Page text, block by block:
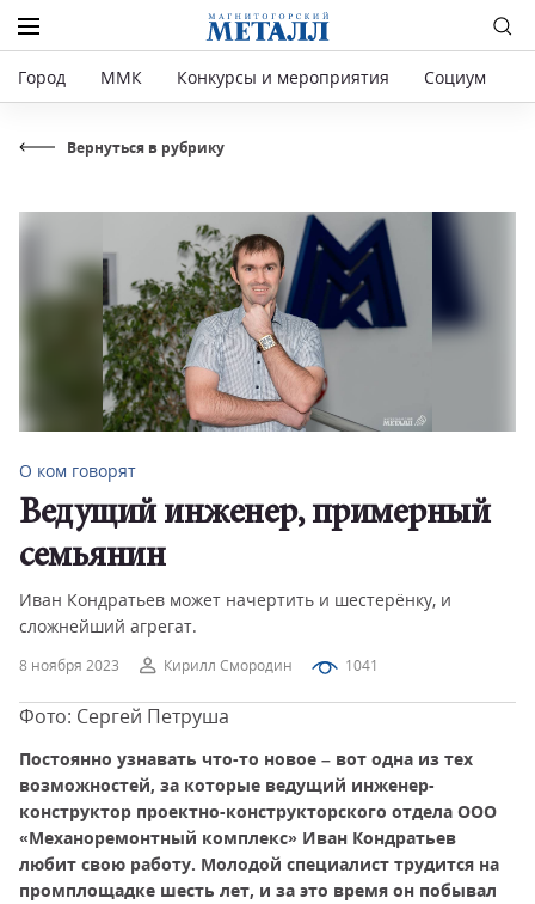
Город ММК Конкурсы и мероприятия Социум
Вернуться в рубрику
8 ноября 2023 Кирилл Смородин 1041
О ком говорят
Ведущий инженер, примерный
семьянин
Иван Кондратьев может начертить и шестерёнку, и
сложнейший агрегат.
Фото: Сергей Петруша
Постоянно узнавать что-то новое – вот одна из тех
возможностей, за которые ведущий инженер-
конструктор проектно-конструкторского отдела ООО
«Механоремонтный комплекс» Иван Кондратьев
любит свою работу. Молодой специалист трудится на
промплощадке шесть лет, и за это время он побывал